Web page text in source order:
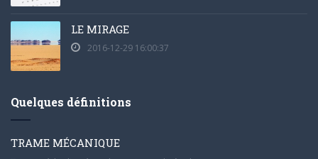
LE MIRAGE
2016-12-29 16:00:37
Quelques définitions
TRAME MÉCANIQUE